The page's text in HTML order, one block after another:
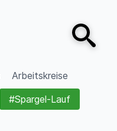
Arbeitskreise
#Spargel-Lauf
Open